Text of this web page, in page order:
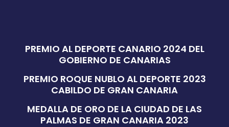
PREMIO AL DEPORTE CANARIO 2024 DEL
GOBIERNO DE CANARIAS
PREMIO ROQUE NUBLO AL DEPORTE 2023
CABILDO DE GRAN CANARIA
MEDALLA DE ORO DE LA CIUDAD DE LAS
PALMAS DE GRAN CANARIA 2023